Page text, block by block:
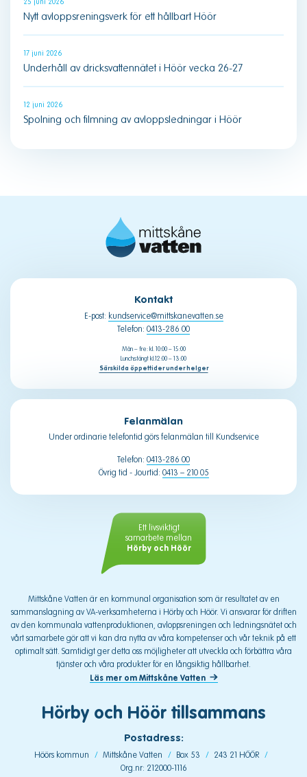
Nytt avloppsreningsverk för ett hållbart Höör
17 juni 2026
Underhåll av dricksvattennätet i Höör vecka 26-27
12 juni 2026
Spolning och filmning av avloppsledningar i Höör
Ett livsviktigt
samarbete mellan
Hörby och Höör
Mittskåne Vatten är en kommunal organisation som är resultatet av en
sammanslagning av VA-verksamheterna i Hörby och Höör. Vi ansvarar för driften
av den kommunala vattenproduktionen, avloppsreningen och ledningsnätet och
vårt samarbete gör att vi kan dra nytta av våra kompetenser och vår teknik på ett
optimalt sätt. Samtidigt ger detta oss möjligheter att utveckla och förbättra våra
tjänster och våra produkter för en långsiktig hållbarhet.
Läs mer om Mittskåne Vatten
Kontakt
E-post: kundservice@mittskanevatten.se
Telefon: 0413-286 00
Mån – fre: kl. 10:00 – 15:00
Lunchstängt kl.12:00 – 13:00
Särskilda öppettider under helger
Felanmälan
Under ordinarie telefontid görs felanmälan till Kundservice
Telefon: 0413-286 00
Övrig tid - Jourtid: 0413 – 210 05
Hörby och Höör tillsammans
Postadress:
Höörs kommun Mittskåne Vatten Box 53
243 21 HÖÖR
Org.nr: 212000-1116